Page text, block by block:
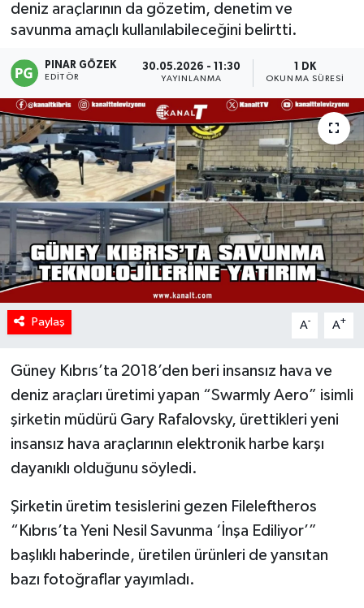
deniz araçlarının da gözetim, denetim ve
savunma amaçlı kullanılabileceğini belirtti.
PINAR GÖZEK
EDITÖR
30.05.2026 - 11:30
YAYINLANMA
1 DK
OKUNMA SÜRESI
Paylaş A- A+
Güney Kıbrıs’ta 2018’den beri insansız hava ve
deniz araçları üretimi yapan “Swarmly Aero” isimli
şirketin müdürü Gary Rafalovsky, ürettikleri yeni
insansız hava araçlarının elektronik harbe karşı
dayanıklı olduğunu söyledi.
Şirketin üretim tesislerini gezen Fileleftheros
“Kıbrıs’ta Yeni Nesil Savunma ‘İnşa Ediliyor’”
başlıklı haberinde, üretilen ürünleri de yansıtan
bazı fotoğraflar yayımladı.